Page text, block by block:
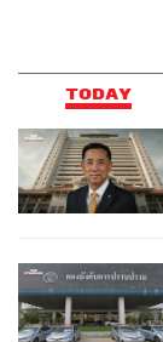
TODAY